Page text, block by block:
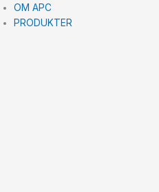
OM APC
PRODUKTER